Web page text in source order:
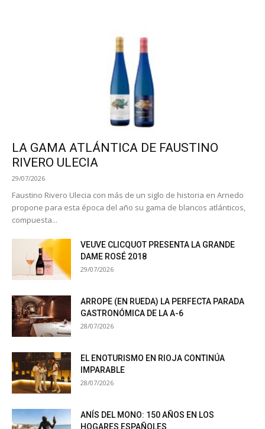
LA GAMA ATLÁNTICA DE FAUSTINO
RIVERO ULECIA
29/07/2026
Faustino Rivero Ulecia con más de un siglo de historia en Arnedo
propone para esta época del año su gama de blancos atlánticos,
compuesta...
VEUVE CLICQUOT PRESENTA LA GRANDE
DAME ROSÉ 2018
29/07/2026
ARROPE (EN RUEDA) LA PERFECTA PARADA
GASTRONÓMICA DE LA A-6
28/07/2026
EL ENOTURISMO EN RIOJA CONTINÚA
IMPARABLE
28/07/2026
ANÍS DEL MONO: 150 AÑOS EN LOS
HOGARES ESPAÑOLES